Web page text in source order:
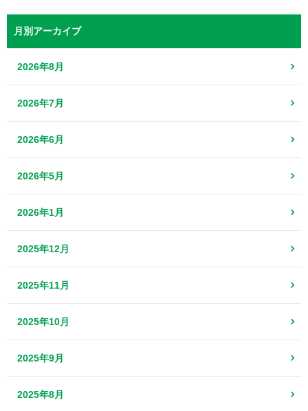
月別アーカイブ
2026年8月
2026年7月
2026年6月
2026年5月
2026年1月
2025年12月
2025年11月
2025年10月
2025年9月
2025年8月